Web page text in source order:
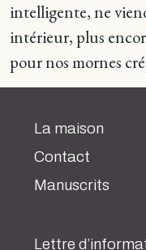
intelligente, ne
intérieur, plus
pour nos mornes
La maison
Contact
Manuscrits
Lettre